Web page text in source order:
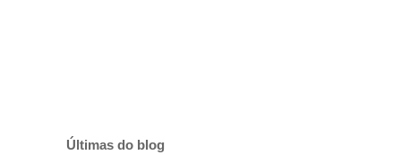
Últimas do blog